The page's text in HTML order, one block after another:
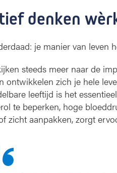
denken
je manier van leven
steeds meer naar de
ontwikkelen zich je hele
leeftijd is het
te beperken, hoge
zicht aanpakken, zorgt